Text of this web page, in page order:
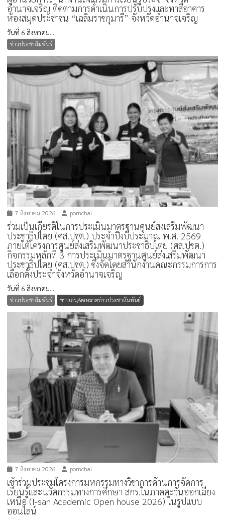
อำนาจเจริญ ติดตามการดำเนินการปรับปรุงและทาสีอาคาร
ห้องสมุดประชาชน “เฉลิมราชกุมารี” จังหวัดอำนาจเจริญ
วันที่ 6 สิงหาคม...
ข่าวประชาสัมพันธ์
7 สิงหาคม 2026 pornchai
ร่วมเป็นเกียรติในการประเมินมาตรฐานศูนย์ส่งเสริมพัฒนา
ประชาธิปไตย (ศส.ปชต.) ประจำปีงบประมาณ พ.ศ. 2569
ภายใต้โครงการศูนย์ส่งเสริมพัฒนาประชาธิปไตย (ศส.ปชต.)
กิจกรรมหลักที่ 3 การประเมินมาตรฐานศูนย์ส่งเสริมพัฒนา
ประชาธิปไตย (ศส.ปชต.) ซึ่งจัดโดยสำนักงานคณะกรรมการการ
เลือกตั้งประจำจังหวัดอำนาจเจริญ
วันที่ 6 สิงหาคม...
ข่าวประชาสัมพันธ์ ข่าวเด่น/จดหมายข่าวประชาสัมพันธ์
7 สิงหาคม 2026 pornchai
เข้าร่วมประชุมโครงการมหกรรมทางวิชาการด้านการจัดการ
เรียนรู้และนวัตกรรมทางการศึกษา สกร.ในภาคตะวันออกเฉียง
เหนือ (I-san Academic Open house 2026) ในรูปแบบ
ออนไลน์